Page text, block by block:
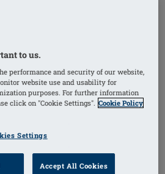
to us.
performance and security of our website,
website use and usability for
purposes. For further information
click on "Cookie Settings". Cookie Policy
Settings
Accept All Cookies